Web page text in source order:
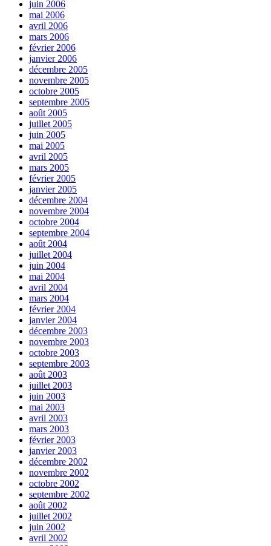
juin 2006
mai 2006
avril 2006
mars 2006
février 2006
janvier 2006
décembre 2005
novembre 2005
octobre 2005
septembre 2005
août 2005
juillet 2005
juin 2005
mai 2005
avril 2005
mars 2005
février 2005
janvier 2005
décembre 2004
novembre 2004
octobre 2004
septembre 2004
août 2004
juillet 2004
juin 2004
mai 2004
avril 2004
mars 2004
février 2004
janvier 2004
décembre 2003
novembre 2003
octobre 2003
septembre 2003
août 2003
juillet 2003
juin 2003
mai 2003
avril 2003
mars 2003
février 2003
janvier 2003
décembre 2002
novembre 2002
octobre 2002
septembre 2002
août 2002
juillet 2002
juin 2002
avril 2002